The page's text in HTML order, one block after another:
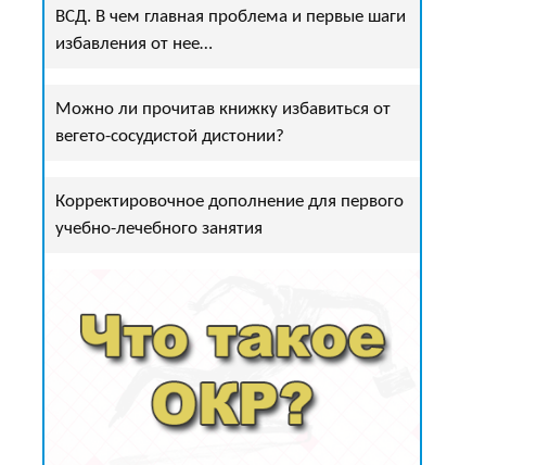
ВСД. В чем главная проблема и первые шаги
избавления от нее…
Можно ли прочитав книжку избавиться от
вегето-сосудистой дистонии?
Корректировочное дополнение для первого
учебно-лечебного занятия